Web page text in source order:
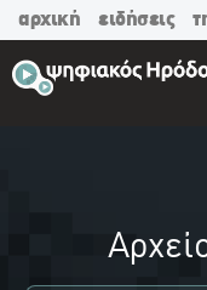
αρχική ειδήσεις